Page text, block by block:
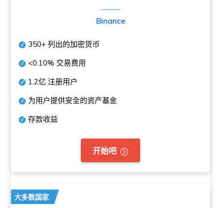
Binance
350+ 列出的加密货币
<0.10% 交易费用
1.2亿 注册用户
为用户提供安全的资产基金
存款收益
开始吧
大多数国家